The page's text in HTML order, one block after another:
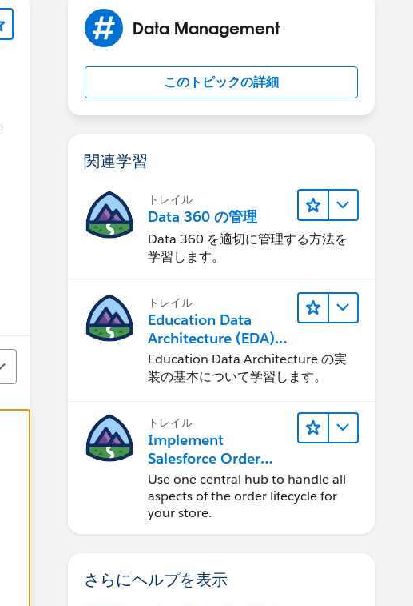
Data Management
このトピックの詳細
関連学習
トレイル
Data 360 の管理
Data 360 を適切に管理する方法を
学習します。
トレイル
Education Data
Architecture (EDA)
の管理
Education Data Architecture の実
装の基本について学習します。
トレイル
Implement
Salesforce Order
Management with a
B2B, B2C, or B2B2C
Commerce Store
Use one central hub to handle all
aspects of the order lifecycle for
your store.
さらにヘルプを表示